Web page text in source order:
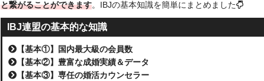
と繋がることができます。IBJの基本知識を簡単にまとめました
IBJ連盟の基本的な知識
【基本①】国内最大級の会員数
【基本②】豊富な成婚実績＆データ
【基本③】専任の婚活カウンセラー